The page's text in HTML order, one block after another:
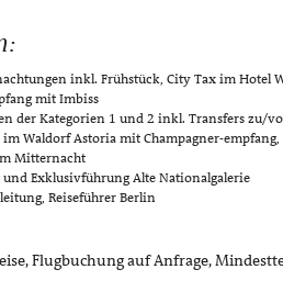
inkl. Frühstück, City Tax im Hotel
mit Imbiss
der Kategorien 1 und 2 inkl. Transfers zu/
im Waldorf Astoria mit Champagner-
Mitternacht
Exklusivführung Alte Nationalgalerie
Reiseführer Berlin
Flugbuchung auf Anfrage,